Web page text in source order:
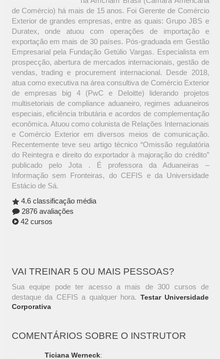
de Comércio) há mais de 15 anos. Foi Gerente de Comércio
Exterior de grandes empresas, entre as quais: Grupo JBS e
Duratex, onde atuou com operações de importação e
exportação em mais de 30 países. Pós-graduada em Gestão
Empresarial pela Fundação Getúlio Vargas. Especialista em
prospecção, abertura de mercados internacionais, gestão de
vendas, trading e procurement internacional. Desde 2018,
atua como executiva na área consultiva de Comércio Exterior
de empresas big 4 (PwC e Deloitte) liderando projetos
multisetoriais de compliance aduaneiro, regimes aduaneiros
especiais, eficiência tributária e acordos de complementação
econômica. Atuou como colunista de Relações Internacionais
e Comércio Exterior em diversos meios de comunicação.
Recentemente teve seu artigo técnico “Omissão regulatória
do Reintegra e direito do exportador à majoração do crédito”
publicado pelo Jota . É professora da Aduaneiras –
Informação sem Fronteiras, do CEFIS e da Universidade
Estácio de Sá.
4.6 classificação média
2876 avaliações
42 cursos
VAI TREINAR 5 OU MAIS PESSOAS?
Sua equipe pode ter acesso a mais de 300 cursos de
destaque da CEFIS a qualquer hora. Testar Universidade
Corporativa
COMENTÁRIOS SOBRE O INSTRUTOR
Ticiana Werneck: